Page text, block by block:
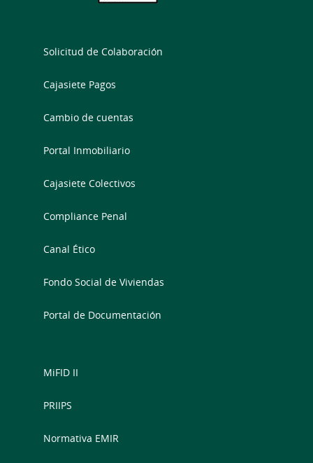
Solicitud de Colaboración
Cajasiete Pagos
Cambio de cuentas
Portal Inmobiliario
Cajasiete Colectivos
Compliance Penal
Canal Ético
Fondo Social de Viviendas
Portal de Documentación
MiFID II
PRIIPS
Normativa EMIR